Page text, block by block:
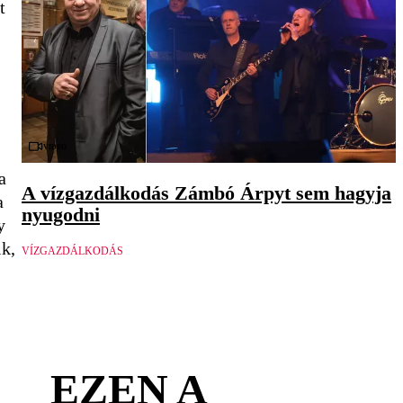
Videó
A vízgazdálkodás Zámbó Árpyt sem hagyja
nyugodni
VÍZGAZDÁLKODÁS
EZEN A